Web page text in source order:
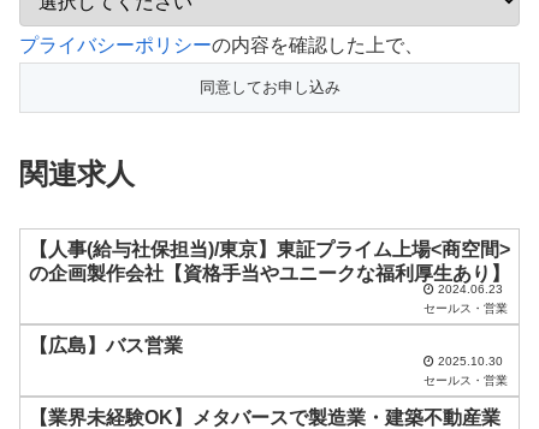
こ
フ
ー
は
プライバシーポリシーの内容を確認した上で、
関連求人
【人事(給与社保担当)/東京】東証プライム上場<商空間>
の企画製作会社【資格手当やユニークな福利厚生あり】
2024.06.23
セールス・営業
【広島】バス営業
2025.10.30
セールス・営業
【業界未経験OK】メタバースで製造業・建築不動産業